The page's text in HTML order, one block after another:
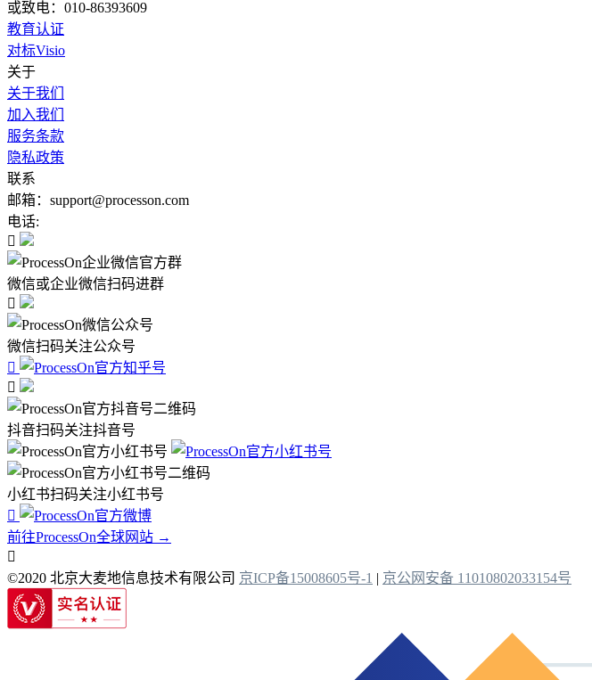
或致电：010-86393609
教育认证
对标Visio
关于
关于我们
加入我们
服务条款
隐私政策
联系
邮箱：support@processon.com
电话:

微信或企业微信扫码进群

微信扫码关注公众号


抖音扫码关注抖音号
小红书扫码关注小红书号

前往ProcessOn全球网站 →

©2020 北京大麦地信息技术有限公司 京ICP备15008605号-1 | 京公网安备 11010802033154号